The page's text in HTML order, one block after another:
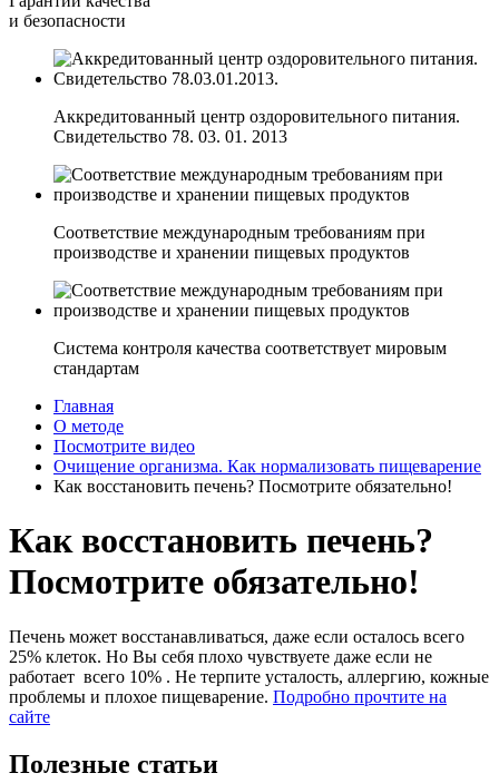
и безопасности
Аккредитованный центр оздоровительного питания.
Свидетельство 78. 03. 01. 2013
Соответствие международным требованиям при
производстве и хранении пищевых продуктов
Система контроля качества соответствует мировым
стандартам
Главная
О методе
Посмотрите видео
Очищение организма. Как нормализовать пищеварение
Как восстановить печень? Посмотрите обязательно!
Как восстановить печень?
Посмотрите обязательно!
Печень может восстанавливаться, даже если осталось всего
25% клеток. Но Вы себя плохо чувствуете даже если не
работает всего 10% . Не терпите усталость, аллергию, кожные
проблемы и плохое пищеварение. Подробно прочтите на
сайте
Полезные статьи